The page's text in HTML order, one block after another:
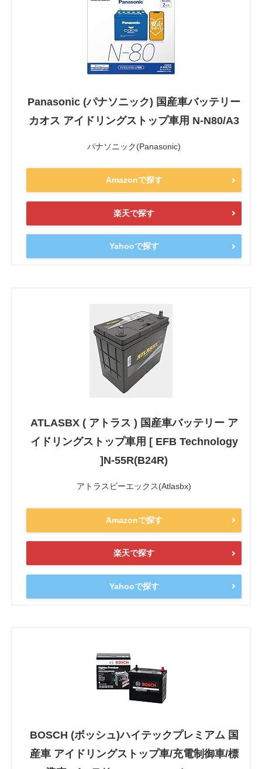
Panasonic (パナソニック) 国産車バッテリー
カオス アイドリングストップ車用 N-N80/A3
パナソニック(Panasonic)
Amazonで探す
楽天で探す
Yahooで探す
ATLASBX ( アトラス ) 国産車バッテリー ア
イドリングストップ車用 [ EFB Technology
]N-55R(B24R)
アトラスビーエックス(Atlasbx)
Amazonで探す
楽天で探す
Yahooで探す
BOSCH (ボッシュ)ハイテックプレミアム 国
産車 アイドリングストップ車/充電制御車/標